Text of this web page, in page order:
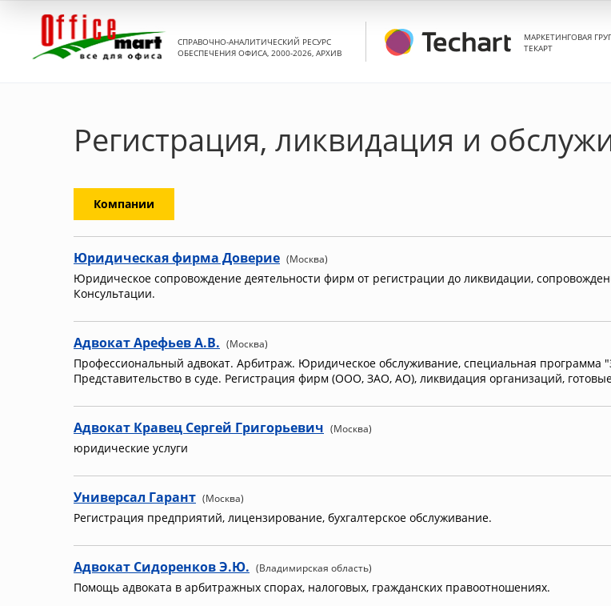
СПРАВОЧНО-АНАЛИТИЧЕСКИЙ РЕСУРС
ОБЕСПЕЧЕНИЯ ОФИСА, 2000-2026, АРХИВ
МАРКЕТИНГОВАЯ
ТЕКАРТ
Регистрация, ликвидация и
Компании
Юридическая фирма Доверие (Москва)
Юридическое сопровождение деятельности фирм от регистрации до ликвидации,
Консультации.
Адвокат Арефьев А.В. (Москва)
Профессиональный адвокат. Арбитраж. Юридическое обслуживание, специальная программа
Представительство в суде. Регистрация фирм (ООО, ЗАО, АО), ликвидация организаций,
Адвокат Кравец Сергей Григорьевич (Москва)
юридические услуги
Универсал Гарант (Москва)
Регистрация предприятий, лицензирование, бухгалтерское обслуживание.
Адвокат Сидоренков Э.Ю. (Владимирская область)
Помощь адвоката в арбитражных спорах, налоговых, гражданских правоотношениях.